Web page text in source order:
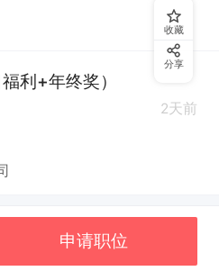
利+年终奖）
2天前
收藏
分享
申请职位